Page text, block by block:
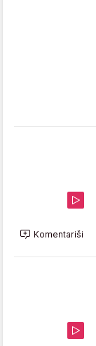
Komentariši